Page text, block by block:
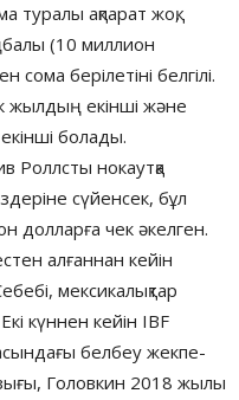
туралы ақпарат жоқ,
(10 миллион
сома берілетіні белгілі.
жылдың екінші және
болады.
Роллсты нокаутқа
сүйенсек, бұл
долларға чек әкелген.
алғаннан кейін
мексикалықтар
күннен кейін IBF
белбеу жекпе-
Головкин 2018 жылы